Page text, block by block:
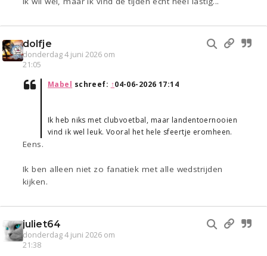
dolfje
donderdag 4 juni 2026 om
21:05
Mabel schreef: ↑04-06-2026 17:14
Ik heb niks met clubvoetbal, maar landentoernooien
vind ik wel leuk. Vooral het hele sfeertje eromheen.
Eens.
Ik ben alleen niet zo fanatiek met alle wedstrijden
kijken.
juliet64
donderdag 4 juni 2026 om
21:38